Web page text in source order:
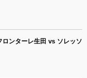
ロンターレ生田 vs ソレッソ